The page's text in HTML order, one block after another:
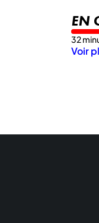
EN
32
Voir